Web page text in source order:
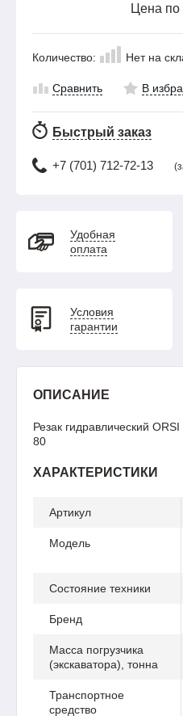
Цена по
Количество: Нет на
Сравнить В
Быстрый заказ
+7 (701) 712-72-13
Удобная
оплата
Условия
гарантии
ОПИСАНИЕ
Резак гидравлический
80
ХАРАКТЕРИСТИКИ
Артикул
Модель
Состояние техники
Бренд
Масса погрузчика
(экскаватора), тонна
Транспортное
средство